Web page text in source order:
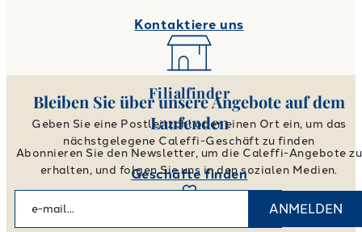
Kontaktiere uns
Filialfinder
Geben Sie eine Postleitzahl oder einen Ort ein, um das
nächstgelegene Caleffi-Geschäft zu finden
Geschäfte finden
Bleiben Sie über unsere Angebote auf dem
Laufenden
Abonnieren Sie den Newsletter, um die Caleffi-Angebote zu
erhalten, und folgen Sie uns in den sozialen Medien.
ANMELDEN